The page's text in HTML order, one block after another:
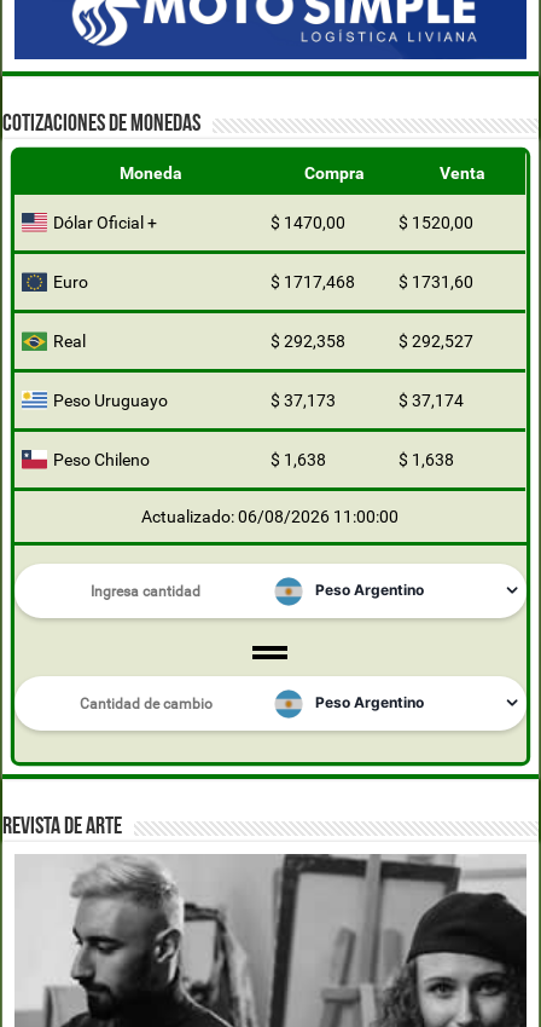
COTIZACIONES DE MONEDAS
Moneda Compra Venta
Dólar Oficial + $ 1470,00 $ 1520,00
Euro $ 1717,468 $ 1731,60
Real $ 292,358 $ 292,527
Peso Uruguayo $ 37,173 $ 37,174
Peso Chileno $ 1,638 $ 1,638
Actualizado: 06/08/2026 11:00:00
REVISTA DE ARTE